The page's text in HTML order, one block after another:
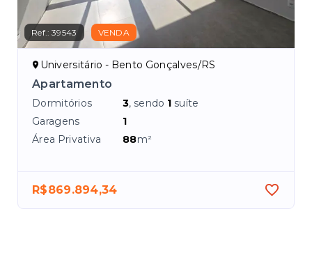
Ref.:39543 VENDA
Universitário - Bento Gonçalves/RS
Apartamento
Dormitórios 3, sendo 1 suíte
Garagens
1
Área Privativa
88m²
R$869.894,34